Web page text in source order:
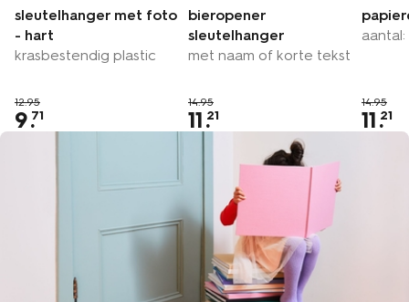
sleutelhanger met foto
- hart
krasbestendig plastic
12.95
9.71
bieropener
sleutelhanger
met naam of korte tekst
14.95
11.21
aantal:
14.95
11.21